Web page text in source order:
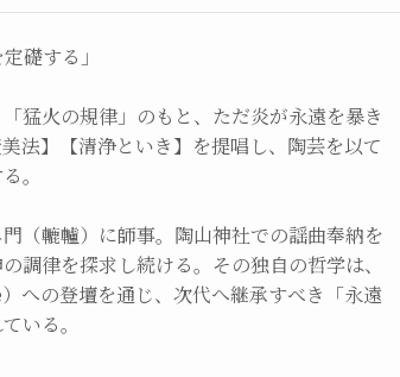
礎する」
猛火の規律」のもと、ただ炎が永遠を暴き
法】【清浄といき】を提唱し、陶芸を以て
。
（轆轤）に師事。陶山神社での謡曲奉納を
調律を探求し続ける。その独自の哲学は、
への登壇を通じ、次代へ継承すべき「永遠
いる。